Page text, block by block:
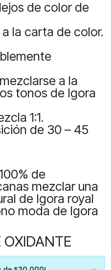
de color de
la carta de color.
a la
tonos de Igora
1:1.
de 30 – 45
de
mezclar una
de Igora royal
moda de Igora
OXIDANTE